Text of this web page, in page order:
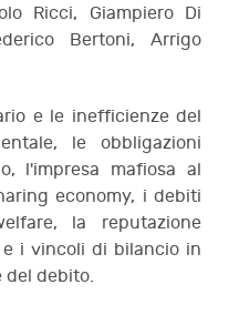
Ricci, Giampiero Di
Bertoni, Arrigo
e le inefficienze del
le obbligazioni
l'impresa mafiosa al
economy, i debiti
la reputazione
i vincoli di bilancio in
del debito.